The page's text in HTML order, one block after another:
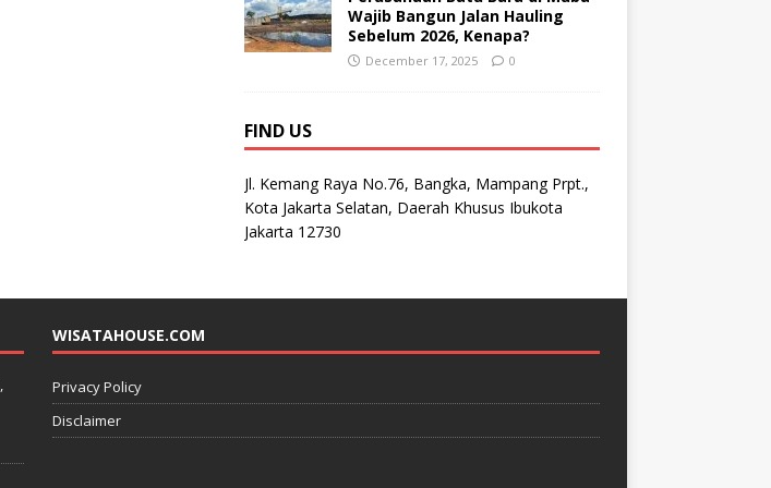
Wajib Bangun Jalan Hauling
Sebelum 2026, Kenapa?
December 17, 2025 0
FIND US
Jl. Kemang Raya No.76, Bangka, Mampang Prpt.,
Kota Jakarta Selatan, Daerah Khusus Ibukota
Jakarta 12730
WISATAHOUSE.COM
Privacy Policy
Disclaimer